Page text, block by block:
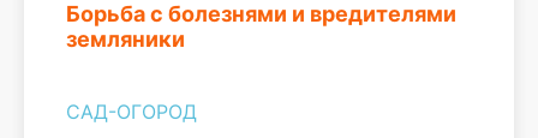
Борьба с болезнями и вредителями
земляники
САД-ОГОРОД